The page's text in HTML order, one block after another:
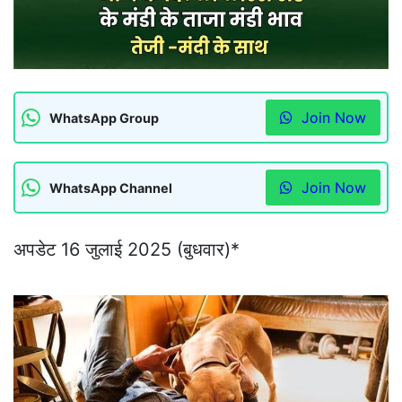
WhatsApp Group Join Now
WhatsApp Channel Join Now
अपडेट 16 जुलाई 2025 (बुधवार)*